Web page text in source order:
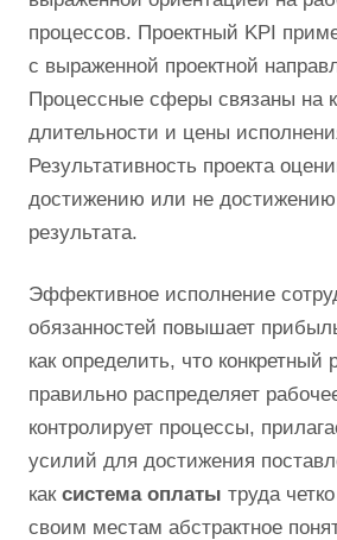
процессов. Проектный KPI
с выраженной проектной
Процессные сферы связаны на
длительности и цены
Результативность проекта
достижению или не достижению
результата.
Эффективное исполнение
обязанностей повышает
как определить, что конкретный
правильно распределяет
контролирует процессы,
усилий для достижения
как система оплаты труда
своим местам абстрактное